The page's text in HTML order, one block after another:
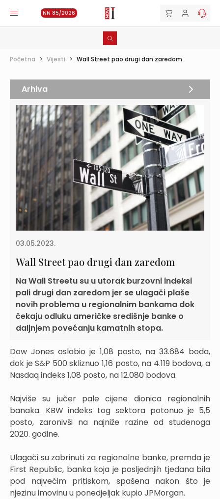
NN 85/2026
Početna > Vijesti > Wall Street pao drugi dan zaredom
03.05.2023.
Wall Street pao drugi dan zaredom
Na Wall Streetu su u utorak burzovni indeksi
pali drugi dan zaredom jer se ulagači plaše
novih problema u regionalnim bankama dok
čekaju odluku američke središnje banke o
daljnjem povećanju kamatnih stopa.
Dow Jones oslabio je 1,08 posto, na 33.684 boda,
dok je S&P 500 skliznuo 1,16 posto, na 4.119 bodova, a
Nasdaq indeks 1,08 posto, na 12.080 bodova.
Najviše su jučer pale cijene dionica regionalnih
banaka. KBW indeks tog sektora potonuo je 5,5
posto, zaronivši na najniže razine od studenoga
2020. godine.
Ulagači su zabrinuti za regionalne banke, premda je
First Republic, banka koja je posljednjih tjedana bila
pod najvećim pritiskom, spašena nakon što je
njezinu imovinu u ponedjeljak kupio JPMorgan.
Arhiva